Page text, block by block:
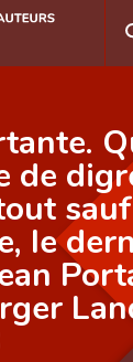
de
le